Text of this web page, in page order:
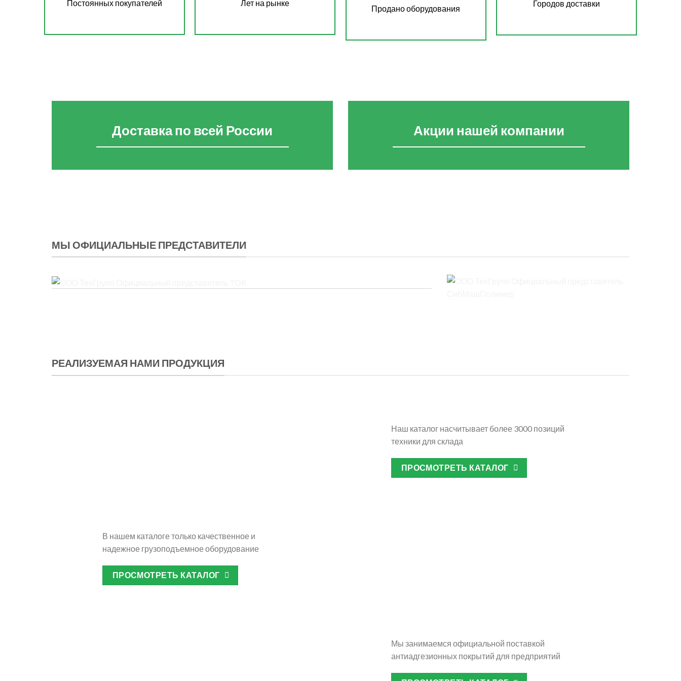
Постоянных покупателей Лет на рынке
Продано оборудования
Городов доставки
Доставка по всей России Акции нашей компании
МЫ ОФИЦИАЛЬНЫЕ ПРЕДСТАВИТЕЛИ
РЕАЛИЗУЕМАЯ НАМИ ПРОДУКЦИЯ
Складская
Наш каталог насчитывает более 3000 позиций
техники для склада
ПРОСМОТРЕТЬ КАТАЛОГ
В нашем каталоге только качественное и
надежное грузоподъемное оборудование
ПРОСМОТРЕТЬ КАТАЛОГ
Грузоподъемное
Футеровочные
Мы занимаемся официальной поставкой
антиадгезионных покрытий для предприятий